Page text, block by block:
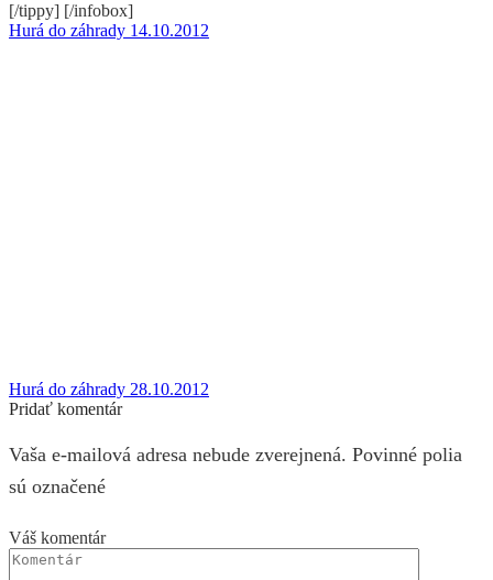
[/tippy] [/infobox]
Hurá do záhrady 14.10.2012
Hurá do záhrady 28.10.2012
Pridať komentár
Vaša e-mailová adresa nebude zverejnená. Povinné polia
sú označené
Váš komentár